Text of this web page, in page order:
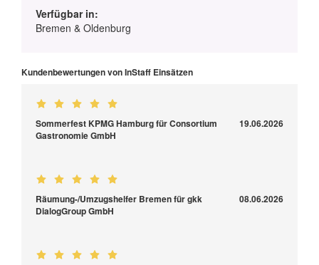
Verfügbar in:
Bremen & Oldenburg
Kundenbewertungen von InStaff Einsätzen
Sommerfest KPMG Hamburg für Consortium
Gastronomie GmbH
19.06.2026
Räumung-/Umzugshelfer Bremen für gkk
DialogGroup GmbH
08.06.2026